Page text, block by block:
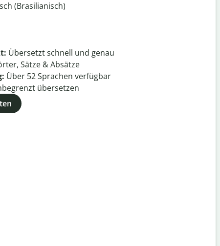
(Brasilianisch)
Übersetzt schnell und genau
Sätze & Absätze
Über 52Sprachen verfügbar
übersetzen